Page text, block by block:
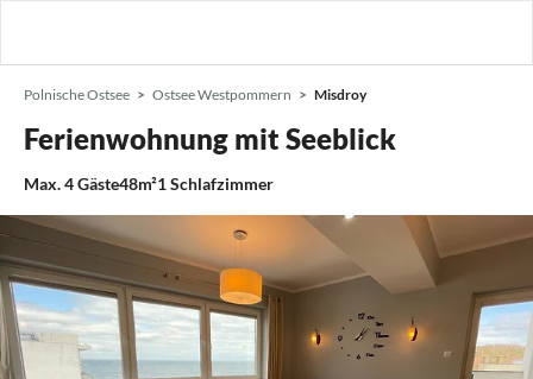
Polnische Ostsee Ostsee Westpommern Misdroy
Ferienwohnung mit Seeblick
Max.4Gäste48m²1Schlafzimmer